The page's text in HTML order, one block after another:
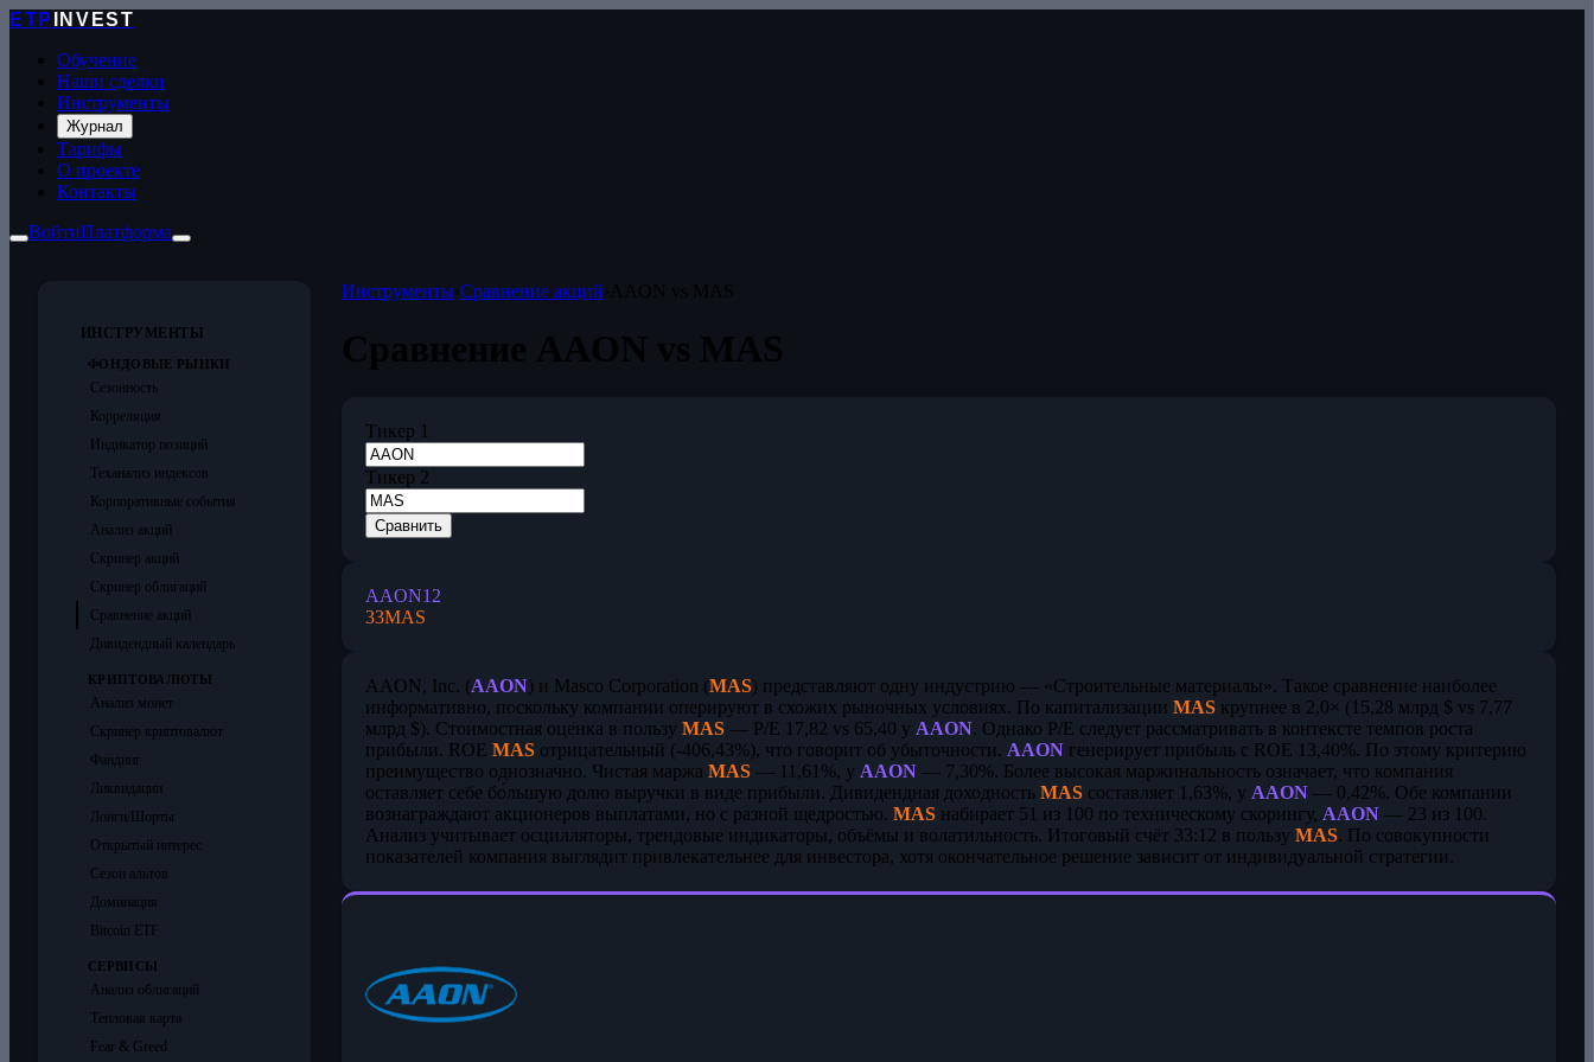
ETP
INVEST
Обучение
Наши сделки
Инструменты
Журнал
Тарифы
О проекте
Контакты
ВойтиПлатформа
ИНСТРУМЕНТЫ
ФОНДОВЫЕ РЫНКИ
Сезонность
Корреляция
Индикатор позиций
Теханализ индексов
Корпоративные события
Анализ акций
Скринер акций
Скринер облигаций
Сравнение акций
Дивидендный календарь
КРИПТОВАЛЮТЫ
Анализ монет
Скринер криптовалют
Фандинг
Ликвидации
Лонги/Шорты
Открытый интерес
Сезон альтов
Доминация
Bitcoin ETF
СЕРВИСЫ
Анализ облигаций
Тепловая карта
Fear & Greed
Инструменты› Сравнение акций
Тикер 1
Тикер 2
Сравнить
AAON12
33MAS
AAON, Inc. (AAON) и Masco Corporation (MAS) представляют одну индустрию — «Строительные материалы». Такое сравнение наиболее
информативно, поскольку компании оперируют в схожих рыночных условиях. По капитализации MASкрупнее в 2,0× (15,28 млрд $ vs 7,77
млрд $). Стоимостная оценка в пользу MAS— P/E 17,82 vs 65,40 у AAON. Однако P/E следует рассматривать в контексте темпов роста
прибыли. ROE MASотрицательный (-406,43%), что говорит об убыточности. AAONгенерирует прибыль с ROE 13,40%. По этому критерию
преимущество однозначно. Чистая маржа MAS— 11,61%, у AAON— 7,30%. Более высокая маржинальность означает, что компания
оставляет себе бо́льшую долю выручки в виде прибыли. Дивидендная доходность MASсоставляет 1,63%, у AAON— 0,42%. Обе компании
вознаграждают акционеров выплатами, но с разной щедростью. MASнабирает 51 из 100 по техническому скорингу, AAON— 23 из 100.
Анализ учитывает осцилляторы, трендовые индикаторы, объёмы и волатильность. Итоговый счёт 33:12 в пользу MAS. По совокупности
показателей компания выглядит привлекательнее для инвестора, хотя окончательное решение зависит от индивидуальной стратегии.